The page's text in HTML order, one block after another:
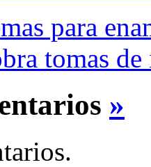
para
tomas
»